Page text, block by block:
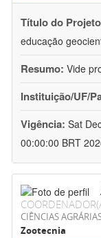
Título do
educação
Resumo: Vide
Instituição/UF/
Vigência: Sat
00:00:00 BRT
CIÊNCIAS
Zootecnia